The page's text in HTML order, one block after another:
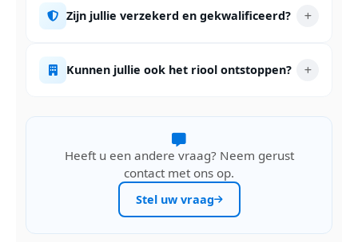
Zijn jullie verzekerd en gekwalificeerd?
Kunnen jullie ook het riool ontstoppen?
Heeft u een andere vraag? Neem gerust
contact met ons op.
Stel uw vraag